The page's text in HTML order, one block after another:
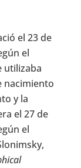
el 23 de
el
utilizaba
nacimiento
y la
el 27 de
el